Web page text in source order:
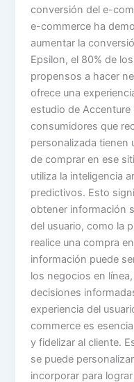
conversión del e-
e-commerce ha
aumentar la
Epsilon, el 80% de
propensos a hacer
ofrece una
estudio de
consumidores que
personalizada tienen
de comprar en ese
utiliza la inteligencia
predictivos. Esto
obtener información
del usuario, como la
realice una compra
información puede
los negocios en
decisiones
experiencia del
commerce es
y fidelizar al cliente.
se puede
incorporar para